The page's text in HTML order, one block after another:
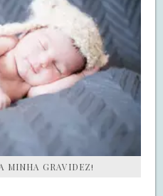
MINHA GRAVIDEZ!